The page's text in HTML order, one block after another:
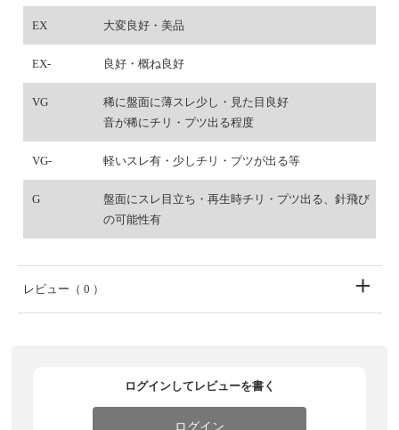
EX 大変良好・美品
EX- 良好・概ね良好
VG
稀に盤面に薄スレ少し・見た目良好
音が稀にチリ・プツ出る程度
VG- 軽いスレ有・少しチリ・プツが出る等
G
盤面にスレ目立ち・再生時チリ・プツ出る、針飛び
の可能性有
レビュー （ 0 ）
ログインしてレビューを書く
ログイン